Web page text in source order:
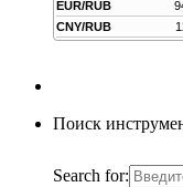
EUR/RUB
CNY/RUB
Поиск
Search for: